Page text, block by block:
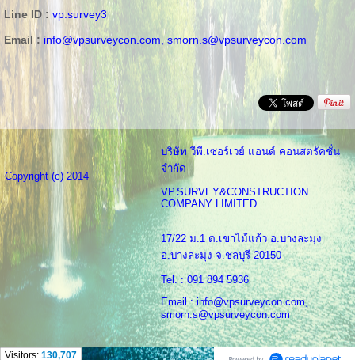
Line ID : vp.survey3
Email : info@vpsurveycon.com,smorn.s@vpsurveycon.com
Copyright (c) 2014
บริษัท วีพี.เซอร์เวย์ แอนด์ คอนสตรัคชั่น
จำกัด
VP.SURVEY&CONSTRUCTION
COMPANY LIMITED
17/22 ม.1 ต.เขาไม้แก้ว อ.บางละมุง
อ.บางละมุง จ.ชลบุรี 20150
Tel. : 091 894 5936
Email : info@vpsurveycon.com,
smorn.s@vpsurveycon.com
Visitors: 130,707